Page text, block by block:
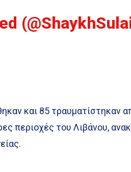
και 85 τραυματίστηκαν
περιοχές του Λιβάνου,